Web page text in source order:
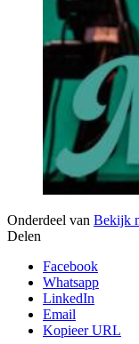
Onderdeel van Bekijk
Delen
Facebook
Whatsapp
LinkedIn
Email
Kopieer URL